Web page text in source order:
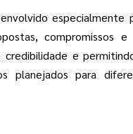
especialmente
compromissos e
credibilidade e
planejados para